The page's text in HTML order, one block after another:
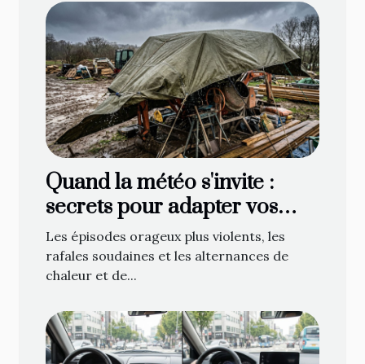
Quand la météo s'invite :
secrets pour adapter vos
bâches face aux caprices du
temps
Les épisodes orageux plus violents, les
rafales soudaines et les alternances de
chaleur et de...